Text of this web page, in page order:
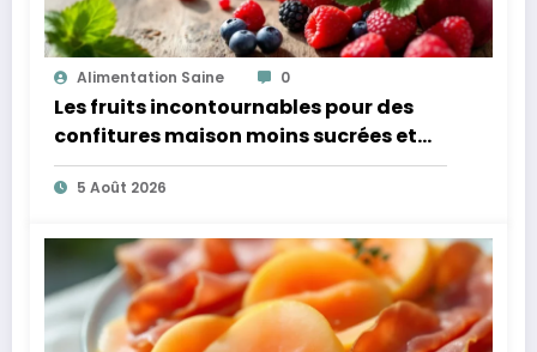
Alimentation Saine 0
Les fruits incontournables pour des
confitures maison moins sucrées et
plus légères
5 Août 2026